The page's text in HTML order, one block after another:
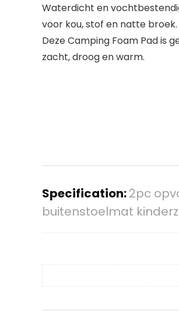
Waterdicht en
voor kou, stof en natte broek.
Deze Camping Foam Pad is
zacht, droog en warm.
Specification:2pc
buitenstoelmat